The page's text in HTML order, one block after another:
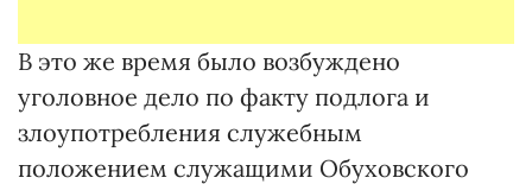
В это же время было возбуждено
уголовное дело по факту подлога и
злоупотребления служебным
положением служащими Обуховского